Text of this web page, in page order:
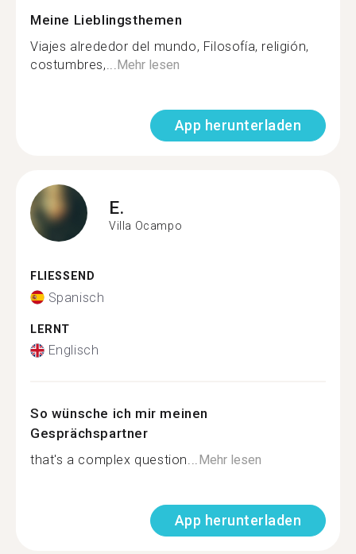
Meine Lieblingsthemen
Viajes alrededor del mundo, Filosofía, religión,
costumbres,...Mehr lesen
App herunterladen
E.
Villa Ocampo
FLIESSEND
Spanisch
LERNT
Englisch
So wünsche ich mir meinen
Gesprächspartner
that's a complex question...Mehr lesen
App herunterladen